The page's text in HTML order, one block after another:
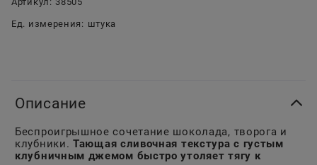
Ед. измерения: штука
Описание
Беспроигрышное сочетание шоколада, творога и
клубники. Тающая сливочная текстура с густым
клубничным джемом быстро утоляет тягу к